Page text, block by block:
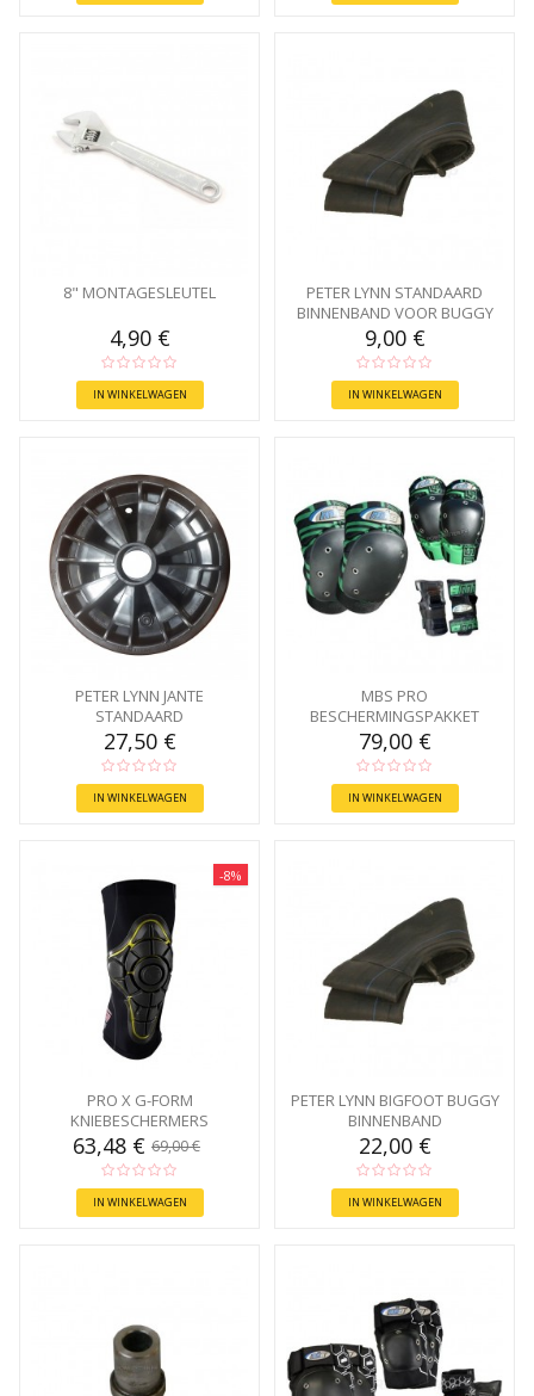
8" MONTAGESLEUTEL
4,90 €
IN WINKELWAGEN
PETER LYNN STANDAARD
BINNENBAND VOOR BUGGY
9,00 €
IN WINKELWAGEN
PETER LYNN JANTE
STANDAARD
27,50 €
IN WINKELWAGEN
MBS PRO
BESCHERMINGSPAKKET
79,00 €
IN WINKELWAGEN
-8%
PRO X G-FORM
KNIEBESCHERMERS
63,48 € 69,00 €
IN WINKELWAGEN
PETER LYNN BIGFOOT BUGGY
BINNENBAND
22,00 €
IN WINKELWAGEN